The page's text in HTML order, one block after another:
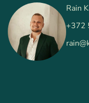
Rain
+372